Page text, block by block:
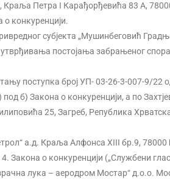
Краља Петра I Карађорђевића 83 А,
конкуренцији.
субјекта „Мушинбеговић
постојања забрањеног
поступка број УП- 03-26-3-007-9/22
б) Закона о конкуренцији, а по
25, Загреб, Република
а.д. Краља Алфонса XIII бр.9, 78000
Закона о конкуренцији („Службени
лука – аеродром Мостар“ д.о.о.